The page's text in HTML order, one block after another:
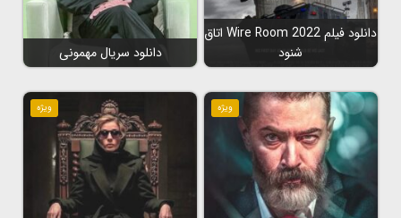
دانلود فیلم Wire Room 2022 اتاق
شنود
دانلود سریال مهمونی
ویژه ویژه